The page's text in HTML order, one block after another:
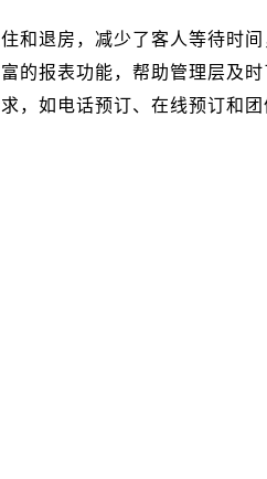
和退房，减少了客人等待时间
的报表功能，帮助管理层及
，如电话预订、在线预订和